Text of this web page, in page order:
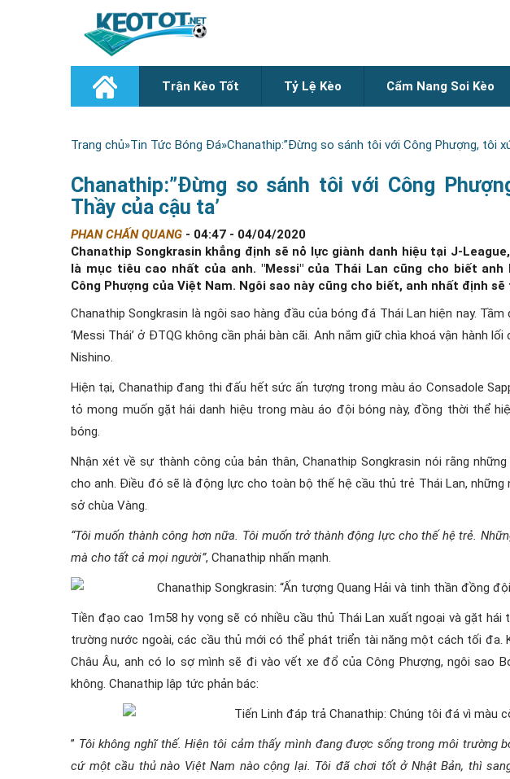
Trận Kèo Tốt Tỷ Lệ Kèo Cẩm Nang Soi Kèo
Trang chủ»Tin Tức Bóng Đá»Chanathip:”Đừng so sánh tôi với Công Phượng, tôi
Chanathip:”Đừng so sánh tôi với Công
Thầy của cậu ta’
PHAN CHẤN QUANG - 04:47 - 04/04/2020
Chanathip Songkrasin khẳng định sẽ nỗ lực giành danh hiệu tại J-
là mục tiêu cao nhất của anh. "Messi" của Thái Lan cũng cho biết anh
Công Phượng của Việt Nam. Ngôi sao này cũng cho biết, anh nhất định
Chanathip Songkrasin là ngôi sao hàng đầu của bóng đá Thái Lan hiện nay.
‘Messi Thái’ ở ĐTQG không cần phải bàn cãi. Anh nắm giữ chìa khoá vận hành
Nishino.
Hiện tại, Chanathip đang thi đấu hết sức ấn tượng trong màu áo Consadole
tỏ mong muốn gặt hái danh hiệu trong màu áo đội bóng này, đồng thời thể
bóng.
Nhận xét về sự thành công của bản thân, Chanathip Songkrasin nói rằng
cho anh. Điều đó sẽ là động lực cho toàn bộ thế hệ cầu thủ trẻ Thái Lan,
sở chùa Vàng.
“Tôi muốn thành công hơn nữa. Tôi muốn trở thành động lực cho thế hệ trẻ.
mà cho tất cả mọi người”, Chanathip nhấn mạnh.
Tiền đạo cao 1m58 hy vọng sẽ có nhiều cầu thủ Thái Lan xuất ngoại và gặt hái
trường nước ngoài, các cầu thủ mới có thể phát triển tài năng một cách tối đa.
Châu Âu, anh có lo sợ mình sẽ đi vào vết xe đổ của Công Phượng, ngôi sao
không. Chanathip lập tức phản bác:
” Tôi không nghĩ thế. Hiện tôi cảm thấy mình đang được sống trong môi trường
cứ một cầu thủ nào Việt Nam nào cộng lại. Tôi đã chơi tốt ở Nhật Bản, thì